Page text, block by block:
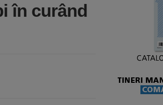
în curând